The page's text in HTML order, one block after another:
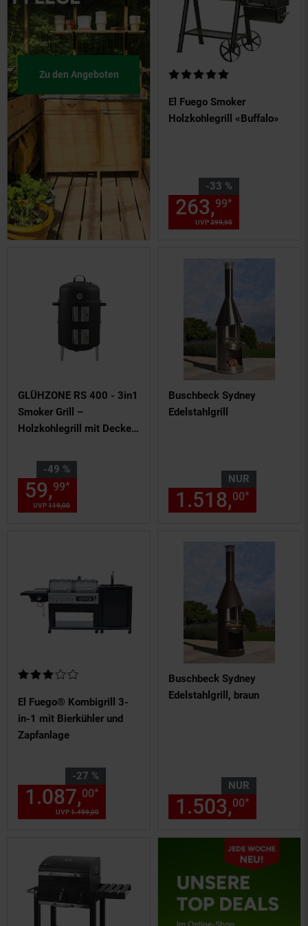
Zu den Angeboten
El Fuego Smoker
Holzkohlegrill «Buffalo»
Kundenbewertung: 5 von 5
-33 %
Sie Sparen 33 Prozent,
UVP399,95
263,99*
GLÜHZONE RS 400 - 3in1
Smoker Grill –
Holzkohlegrill mit Deckel
Garen für Garten & Balkon
-49 %
Sie Sparen 49 Prozent,
UVP119,00
59,99* Aktueller Preis: 59,99
Buschbeck Sydney
Edelstahlgrill
NUR
1.518,00*
El Fuego® Kombigrill 3-
in-1 mit Bierkühler und
Zapfanlage
Kundenbewertung: 3 von 5 Sternen
-27 %
Sie Sparen 27 Prozent,
UVP1.499,00
1.087,00* Aktueller Preis: 1087,
Buschbeck Sydney
Edelstahlgrill, braun
NUR
1.503,00*